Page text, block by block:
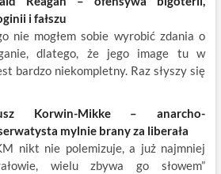
i fałszu
nie mogłem sobie wyrobić zdania o
dlatego, że jego image tu w
bardzo niekompletny. Raz słyszy się
Korwin-Mikke – anarcho-
mylnie brany za liberała
nikt nie polemizuje, a już najmniej
wielu zbywa go słowem”